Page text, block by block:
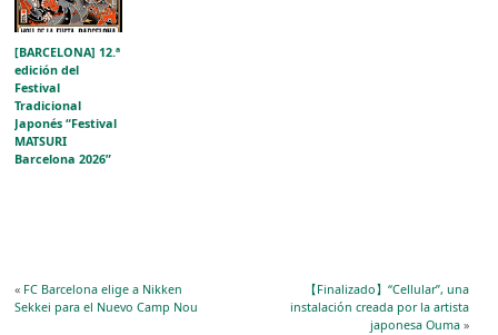
[BARCELONA] 12.ª
edición del
Festival
Tradicional
Japonés “Festival
MATSURI
Barcelona 2026”
« FC Barcelona elige a Nikken
Sekkei para el Nuevo Camp Nou
【Finalizado】“Cellular”, una
instalación creada por la artista
japonesa Ouma»